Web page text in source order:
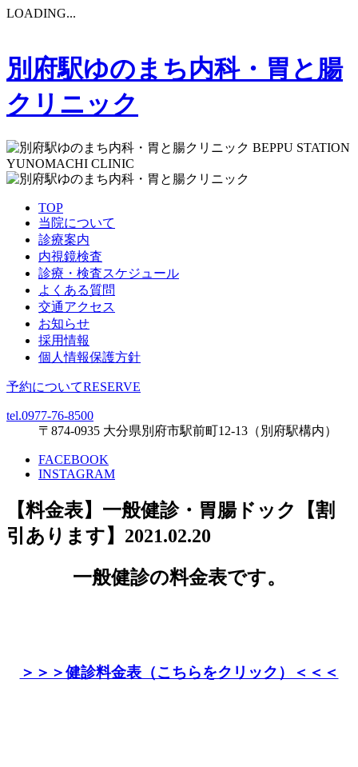
LOADING...
別府駅ゆのまち内科・胃と腸
クリニック
BEPPU STATION
YUNOMACHI CLINIC
TOP
当院について
診療案内
内視鏡検査
診療・検査スケジュール
よくある質問
交通アクセス
お知らせ
採用情報
個人情報保護方針
予約についてRESERVE
tel.0977-76-8500
〒874-0935 大分県別府市駅前町12-13（別府駅構内）
FACEBOOK
INSTAGRAM
【料金表】一般健診・胃腸ドック【割
引あります】 2021.02.20
一般健診の料金表です。
＞＞＞健診料金表（こちらをクリック）＜＜＜